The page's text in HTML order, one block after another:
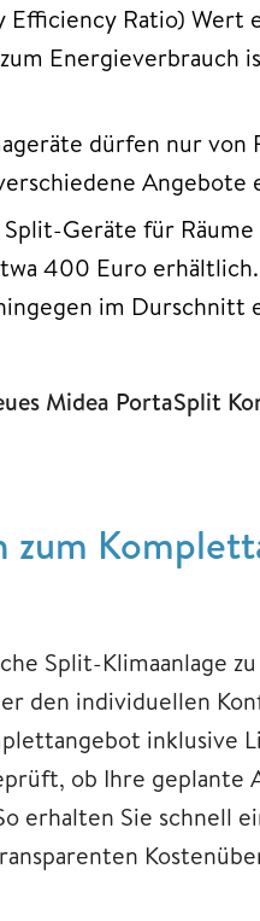
Efficiency Ratio) Wert
Energieverbrauch
dürfen nur von
Angebote
Geräte für
400 Euro
im Durschnitt
Midea PortaSplit
zum
Split-Klimaanlage
den individuellen
inklusive
ob Ihre
erhalten Sie schnell